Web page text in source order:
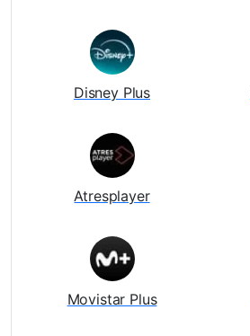
Disney Plus
Atresplayer
Movistar Plus